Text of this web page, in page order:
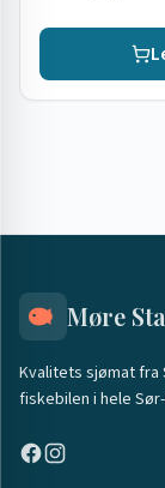
Møre
Kvalitets sjømat fra
fiskebilen i hele